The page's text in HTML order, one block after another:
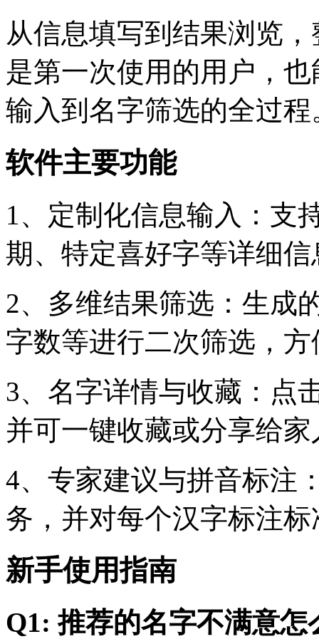
从信息填写到结果浏览
是第一次使用的用户，
输入到名字筛选的全过程
软件主要功能
1、定制化信息输入：支
期、特定喜好字等详细
2、多维结果筛选：生成
字数等进行二次筛选，
3、名字详情与收藏：点
并可一键收藏或分享给
4、专家建议与拼音标注
务，并对每个汉字标注
新手使用指南
Q1: 推荐的名字不满意怎